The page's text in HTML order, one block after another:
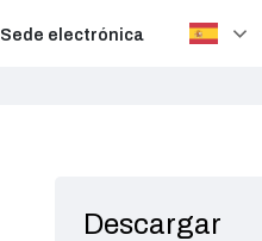
Sede electrónica
Descargar